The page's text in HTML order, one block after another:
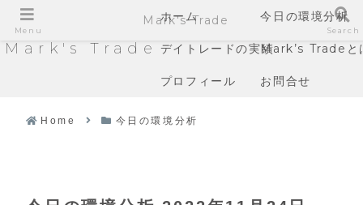
Mark's Trade
ホーム 今日の環境分析
デイトレードの実績Mark’s Tradeと
プロフィール お問合せ
Home 今日の環境分析
Menu
Mark's Trade
Search